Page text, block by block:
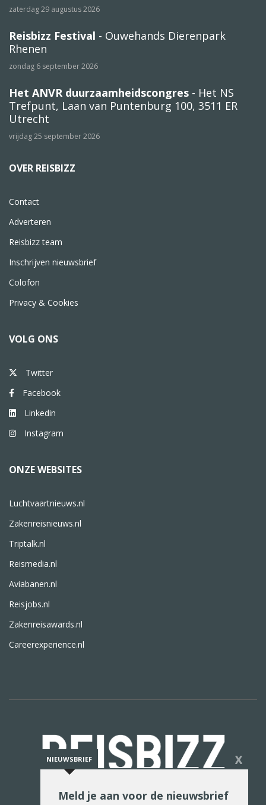
zaterdag 29 augustus 2026
Reisbizz Festival - Ouwehands Dierenpark
Rhenen
zondag 6 september 2026
Het ANVR duurzaamheidscongres - Het NS
Trefpunt, Laan van Puntenburg 100, 3511 ER
Utrecht
vrijdag 25 september 2026
OVER REISBIZZ
Contact
Adverteren
Reisbizz team
Inschrijven nieuwsbrief
Colofon
Privacy & Cookies
VOLG ONS
Twitter
Facebook
Linkedin
Instagram
ONZE WEBSITES
Luchtvaartnieuws.nl
Zakenreisnieuws.nl
Triptalk.nl
Reismedia.nl
Aviabanen.nl
Reisjobs.nl
Zakenreisawards.nl
Careerexperience.nl
De reiswereld in woord en beeld
NIEUWSBRIEF X
Meld je aan voor de nieuwsbrief